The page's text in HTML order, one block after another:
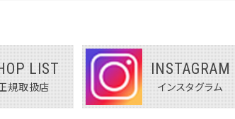
LIST
規取扱店
INSTAGRAM
インスタグラム